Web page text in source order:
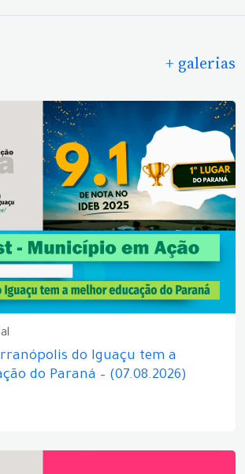
+ galerias
do Iguaçu tem a
do Paraná – (07.08.2026)